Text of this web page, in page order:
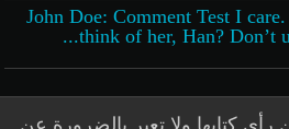
John Doe: Comment Test I
think of her, Han? Don’t
رأي كتابها ولا تعبر بالضرورة عن